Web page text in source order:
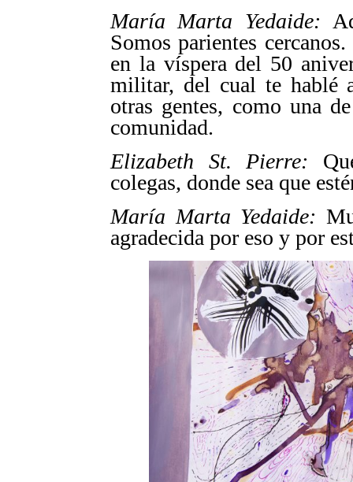
María Marta Yedaide:
Somos parientes
en la víspera del 50
militar, del cual te hablé
otras gentes, como una
comunidad.
Elizabeth St. Pierre:
colegas, donde sea que
María Marta Yedaide:
agradecida por eso y por